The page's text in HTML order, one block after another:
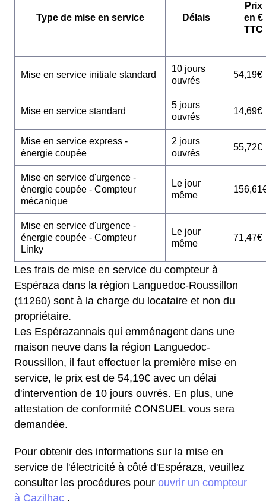
Type de mise en service Délais
Prix
en €
TTC
Mise en service initiale standard
10 jours
ouvrés
54,19€
Mise en service standard
5 jours
ouvrés
14,69€
Mise en service express -
énergie coupée
2 jours
ouvrés
55,72€
Mise en service d'urgence -
énergie coupée - Compteur
mécanique
Le jour
même
Mise en service d'urgence -
énergie coupée - Compteur
Linky
Le jour
même
71,47€
Les frais de mise en service du compteur à
Espéraza dans la région Languedoc-Roussillon
(11260) sont à la charge du locataire et non du
propriétaire.
Les Espérazannais qui emménagent dans une
maison neuve dans la région Languedoc-
Roussillon, il faut effectuer la première mise en
service, le prix est de 54,19€ avec un délai
d'intervention de 10 jours ouvrés. En plus, une
attestation de conformité CONSUEL vous sera
demandée.
Pour obtenir des informations sur la mise en
service de l'électricité à côté d'Espéraza, veuillez
consulter les procédures pour ouvrir un compteur
à Cazilhac .